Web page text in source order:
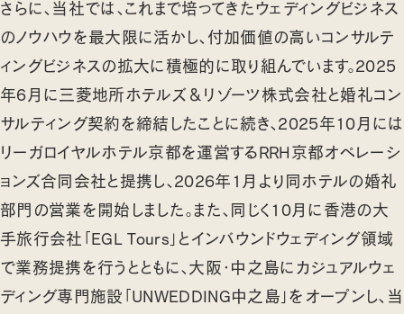
さらに、当社では、これまで培ってきたウェディングビジネス
のノウハウを最大限に活かし、付加価値の高いコンサルテ
ィングビジネスの拡大に積極的に取り組んでいます。2025
年6月に三菱地所ホテルズ＆リゾーツ株式会社と婚礼コン
サルティング契約を締結したことに続き、2025年10月には
リーガロイヤルホテル京都を運営するRRH京都オペレーシ
ョンズ合同会社と提携し、2026年1月より同ホテルの婚礼
部門の営業を開始しました。また、同じく10月に香港の大
手旅行会社「EGL Tours」とインバウンドウェディング領域
で業務提携を行うとともに、大阪・中之島にカジュアルウェ
ディング専門施設「UNWEDDING中之島」をオープンし、当